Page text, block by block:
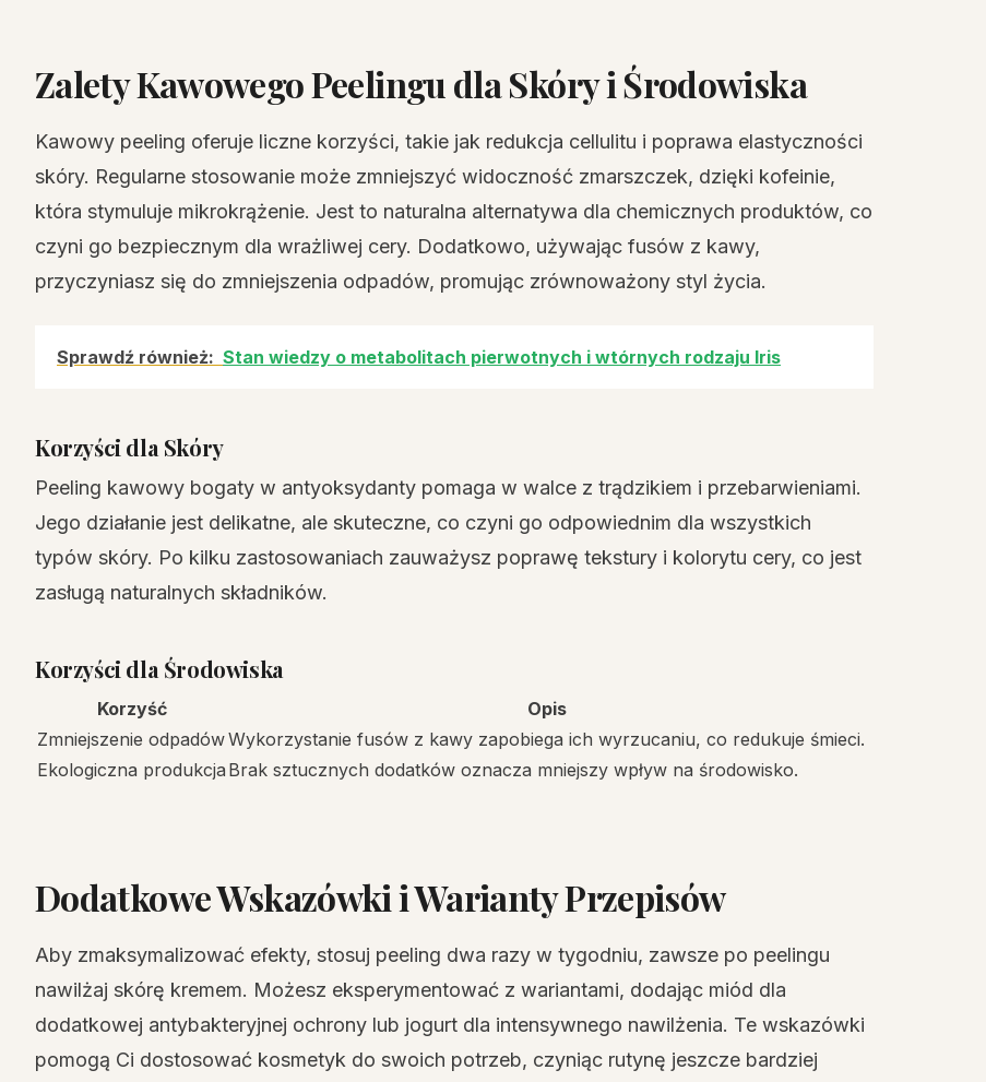
Zalety Kawowego Peelingu dla Skóry i Środowiska
Kawowy peeling oferuje liczne korzyści, takie jak redukcja cellulitu i poprawa elastyczności
skóry. Regularne stosowanie może zmniejszyć widoczność zmarszczek, dzięki kofeinie,
która stymuluje mikrokrążenie. Jest to naturalna alternatywa dla chemicznych produktów, co
czyni go bezpiecznym dla wrażliwej cery. Dodatkowo, używając fusów z kawy,
przyczyniasz się do zmniejszenia odpadów, promując zrównoważony styl życia.
Sprawdź również: Stan wiedzy o metabolitach pierwotnych i wtórnych rodzaju Iris
Korzyści dla Skóry
Peeling kawowy bogaty w antyoksydanty pomaga w walce z trądzikiem i przebarwieniami.
Jego działanie jest delikatne, ale skuteczne, co czyni go odpowiednim dla wszystkich
typów skóry. Po kilku zastosowaniach zauważysz poprawę tekstury i kolorytu cery, co jest
zasługą naturalnych składników.
Korzyści dla Środowiska
Korzyść
Opis
Zmniejszenie odpadówWykorzystanie fusów z kawy zapobiega ich wyrzucaniu, co redukuje śmieci.
Ekologiczna produkcja Brak sztucznych dodatków oznacza mniejszy wpływ na środowisko.
Dodatkowe Wskazówki i Warianty Przepisów
Aby zmaksymalizować efekty, stosuj peeling dwa razy w tygodniu, zawsze po peelingu
nawilżaj skórę kremem. Możesz eksperymentować z wariantami, dodając miód dla
dodatkowej antybakteryjnej ochrony lub jogurt dla intensywnego nawilżenia. Te wskazówki
pomogą Ci dostosować kosmetyk do swoich potrzeb, czyniąc rutynę jeszcze bardziej